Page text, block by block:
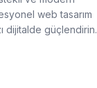
web tasarım
dijitalde güçlendirin.